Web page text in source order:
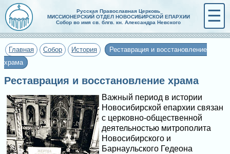
Русская Православная Церковь
МИССИОНЕРСКИЙ ОТДЕЛ НОВОСИБИРСКОЙ ЕПАРХИИ
Собор во имя св. блгв. кн. Александра Невского
☰
Главная Собор История
Реставрация и восстановление
храма
Реставрация и восстановление храма
Важный период в истории
Новосибирской епархии связан
с церковно-общественной
деятельностью митрополита
Новосибирского и
Барнаульского Гедеона